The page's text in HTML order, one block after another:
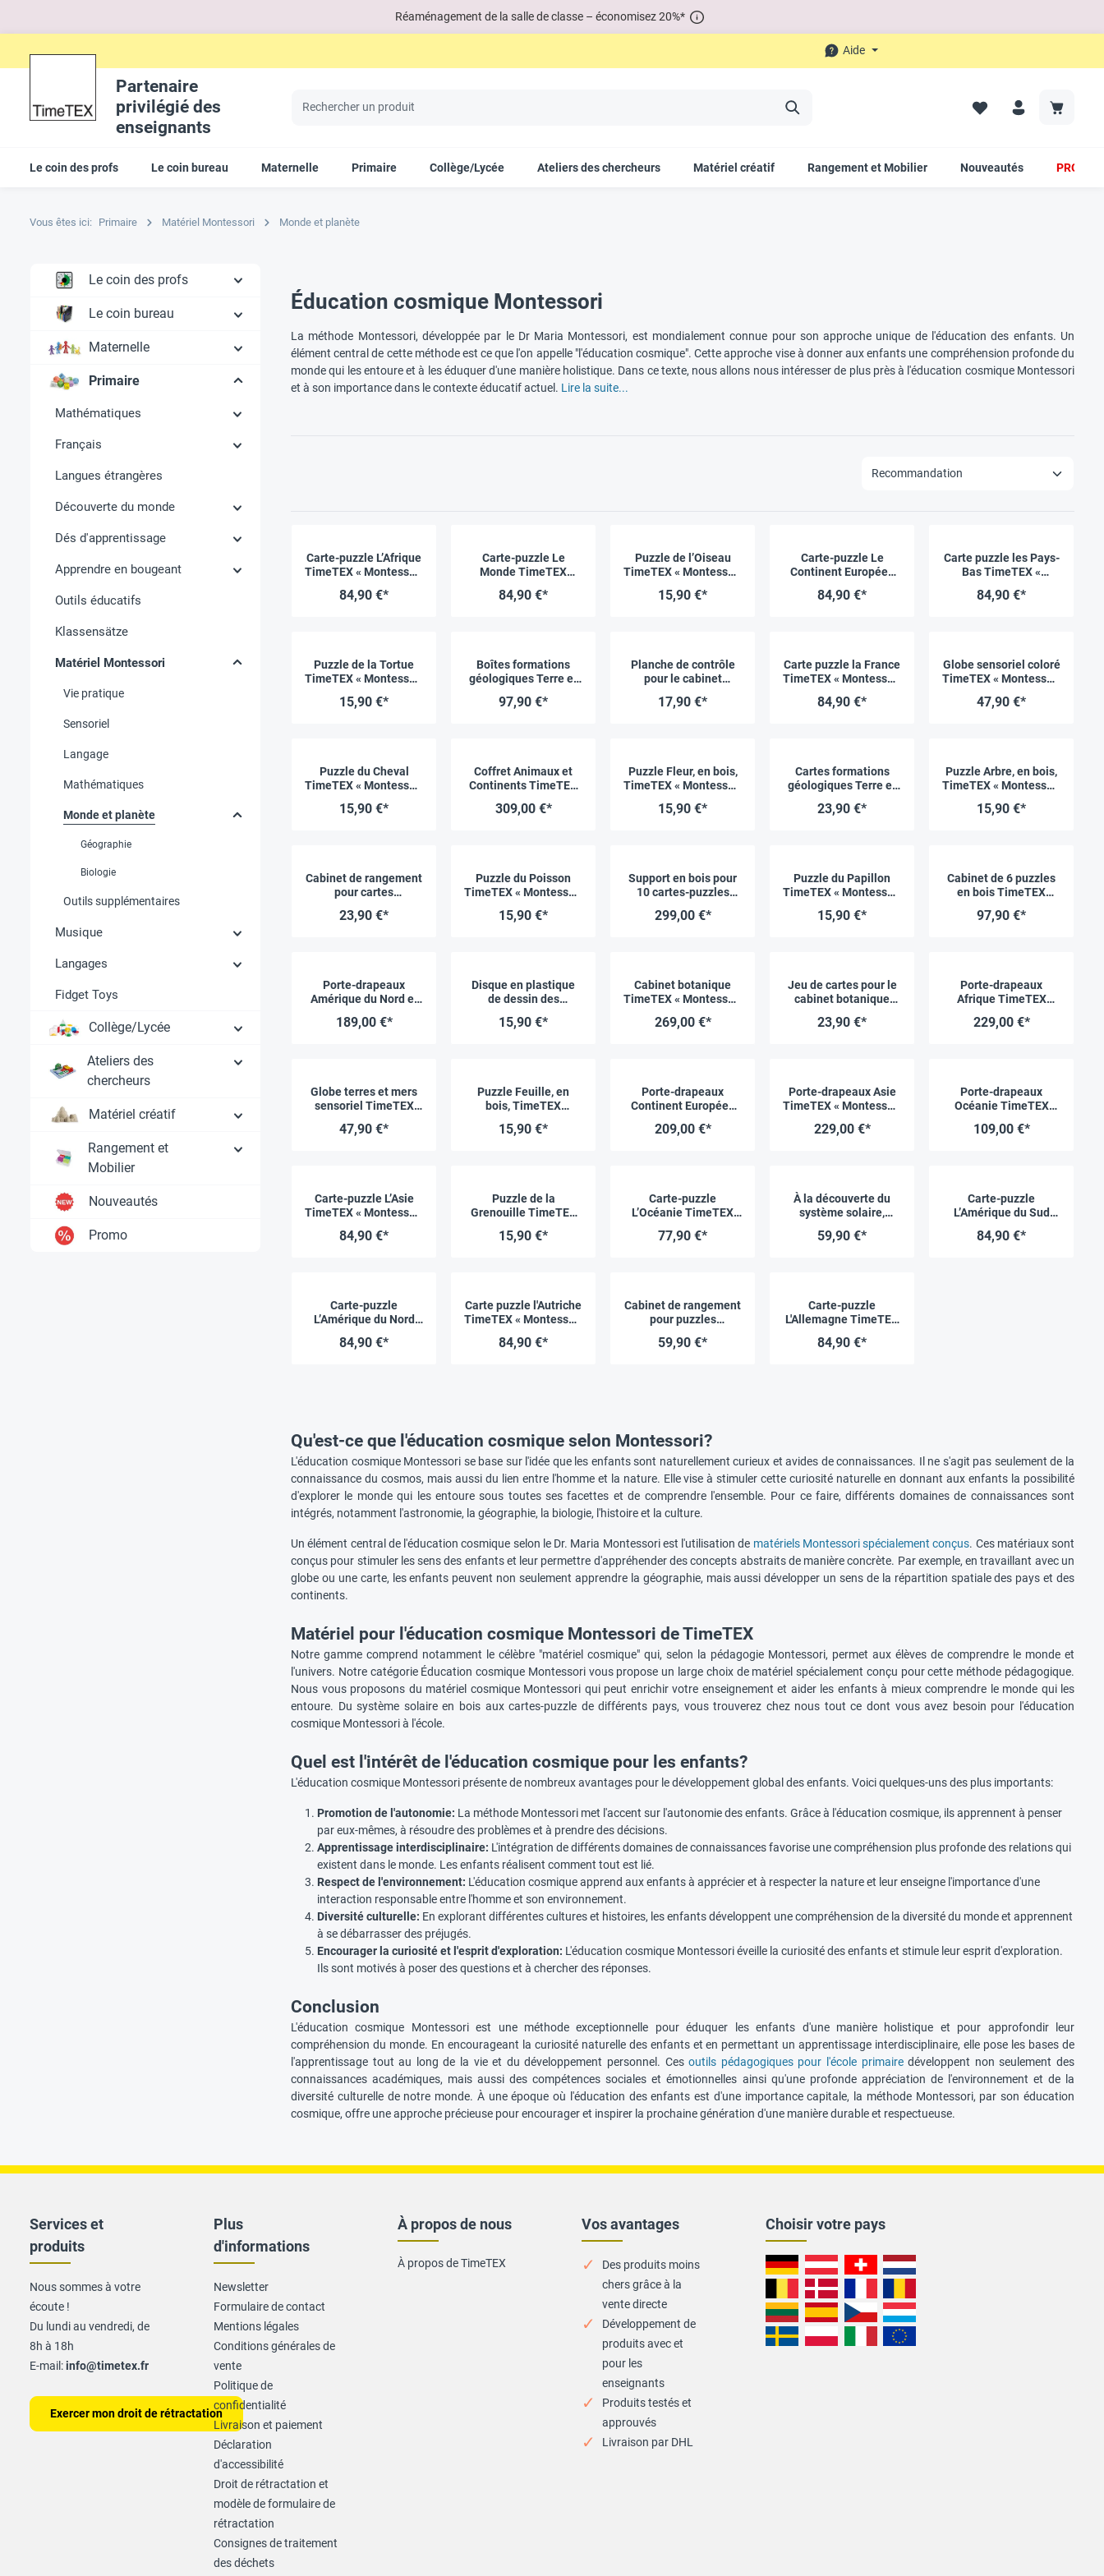
Réaménagement de la salle de classe – économisez 20%*
Aide
Partenaire
privilégié des
enseignants
Le coin des profs Le coin bureau Maternelle Primaire Collège/Lycée Ateliers des chercheurs Matériel créatif Rangement et Mobilier Nouveautés PROMO
Vous êtes ici: Primaire Matériel Montessori Monde et planète
Le coin des profs
Le coin bureau
Maternelle
Primaire
Mathématiques
Français
Langues étrangères
Découverte du monde
Dés d'apprentissage
Apprendre en bougeant
Outils éducatifs
Klassensätze
Matériel Montessori
Vie pratique
Sensoriel
Langage
Mathématiques
Monde et planète
Géographie
Biologie
Outils supplémentaires
Musique
Langages
Fidget Toys
Collège/Lycée
Ateliers des
chercheurs
Matériel créatif
Rangement et
Mobilier
Nouveautés
Promo
Éducation cosmique Montessori
La méthode Montessori, développée par le Dr Maria Montessori, est mondialement connue pour son approche unique de l'éducation des enfants. Un
élément central de cette méthode est ce que l'on appelle "l'éducation cosmique". Cette approche vise à donner aux enfants une compréhension profonde du
monde qui les entoure et à les éduquer d'une manière holistique. Dans ce texte, nous allons nous intéresser de plus près à l'éducation cosmique Montessori
et à son importance dans le contexte éducatif actuel. Lire la suite...
Carte-puzzle L’Afrique
TimeTEX « Montessori
84,90 €*
Carte-puzzle Le
Monde TimeTEX
Premium »
84,90 €*
Puzzle de l’Oiseau
TimeTEX « Montessori
15,90 €*
Carte-puzzle Le
Continent Européen
Premium »
84,90 €*
Carte puzzle les Pays-
Bas TimeTEX «
84,90 €*
Puzzle de la Tortue
TimeTEX « Montessori
15,90 €*
Boîtes formations
géologiques Terre et
« Montessori
97,90 €*
Planche de contrôle
pour le cabinet
« Montessori
17,90 €*
Carte puzzle la France
TimeTEX « Montessori
84,90 €*
Globe sensoriel coloré
TimeTEX « Montessori
47,90 €*
Puzzle du Cheval
TimeTEX « Montessori
15,90 €*
Coffret Animaux et
Continents TimeTEX
Premium »
309,00 €*
Puzzle Fleur, en bois,
TimeTEX « Montessori
15,90 €*
Cartes formations
géologiques Terre et
« Montessori
23,90 €*
Puzzle Arbre, en bois,
TimeTEX « Montessori
15,90 €*
Cabinet de rangement
pour cartes
compartiments,
23,90 €*
Puzzle du Poisson
TimeTEX « Montessori
15,90 €*
Support en bois pour
10 cartes-puzzles
Premium »
299,00 €*
Puzzle du Papillon
TimeTEX « Montessori
15,90 €*
Cabinet de 6 puzzles
en bois TimeTEX
Premium »
97,90 €*
Porte-drapeaux
Amérique du Nord et
« Montessori
189,00 €*
Disque en plastique
de dessin des
TimeTEX « Montessori
15,90 €*
Cabinet botanique
TimeTEX « Montessori
269,00 €*
Jeu de cartes pour le
cabinet botanique
Premium »
23,90 €*
Porte-drapeaux
Afrique TimeTEX
Premium »
229,00 €*
Globe terres et mers
sensoriel TimeTEX
Premium »
47,90 €*
Puzzle Feuille, en
bois, TimeTEX
Premium »
15,90 €*
Porte-drapeaux
Continent Européen
Premium »
209,00 €*
Porte-drapeaux Asie
TimeTEX « Montessori
229,00 €*
Porte-drapeaux
Océanie TimeTEX
Premium »
109,00 €*
Carte-puzzle L’Asie
TimeTEX « Montessori
84,90 €*
Puzzle de la
Grenouille TimeTEX
Premium »
15,90 €*
Carte-puzzle
L’Océanie TimeTEX
Premium »
77,90 €*
À la découverte du
système solaire,
Premium »
59,90 €*
Carte-puzzle
L’Amérique du Sud
Premium »
84,90 €*
Carte-puzzle
L’Amérique du Nord
Premium »
84,90 €*
Carte puzzle l'Autriche
TimeTEX « Montessori
84,90 €*
Cabinet de rangement
pour puzzles
compartiments,
59,90 €*
Carte-puzzle
L'Allemagne TimeTEX
Premium »
84,90 €*
Qu'est-ce que l'éducation cosmique selon Montessori?
L'éducation cosmique Montessori se base sur l'idée que les enfants sont naturellement curieux et avides de connaissances. Il ne s'agit pas seulement de la
connaissance du cosmos, mais aussi du lien entre l'homme et la nature. Elle vise à stimuler cette curiosité naturelle en donnant aux enfants la possibilité
d'explorer le monde qui les entoure sous toutes ses facettes et de comprendre l'ensemble. Pour ce faire, différents domaines de connaissances sont
intégrés, notamment l'astronomie, la géographie, la biologie, l'histoire et la culture.
Un élément central de l'éducation cosmique selon le Dr. Maria Montessori est l'utilisation de matériels Montessori spécialement conçus. Ces matériaux sont
conçus pour stimuler les sens des enfants et leur permettre d'appréhender des concepts abstraits de manière concrète. Par exemple, en travaillant avec un
globe ou une carte, les enfants peuvent non seulement apprendre la géographie, mais aussi développer un sens de la répartition spatiale des pays et des
continents.
Matériel pour l'éducation cosmique Montessori de TimeTEX
Notre gamme comprend notamment le célèbre "matériel cosmique" qui, selon la pédagogie Montessori, permet aux élèves de comprendre le monde et
l'univers. Notre catégorie Éducation cosmique Montessori vous propose un large choix de matériel spécialement conçu pour cette méthode pédagogique.
Nous vous proposons du matériel cosmique Montessori qui peut enrichir votre enseignement et aider les enfants à mieux comprendre le monde qui les
entoure. Du système solaire en bois aux cartes-puzzle de différents pays, vous trouverez chez nous tout ce dont vous avez besoin pour l'éducation
cosmique Montessori à l'école.
Quel est l'intérêt de l'éducation cosmique pour les enfants?
L'éducation cosmique Montessori présente de nombreux avantages pour le développement global des enfants. Voici quelques-uns des plus importants:
Promotion de l'autonomie: La méthode Montessori met l'accent sur l'autonomie des enfants. Grâce à l'éducation cosmique, ils apprennent à penser
par eux-mêmes, à résoudre des problèmes et à prendre des décisions.
Apprentissage interdisciplinaire: L'intégration de différents domaines de connaissances favorise une compréhension plus profonde des relations qui
existent dans le monde. Les enfants réalisent comment tout est lié.
Respect de l'environnement: L'éducation cosmique apprend aux enfants à apprécier et à respecter la nature et leur enseigne l'importance d'une
interaction responsable entre l'homme et son environnement.
Diversité culturelle: En explorant différentes cultures et histoires, les enfants développent une compréhension de la diversité du monde et apprennent
à se débarrasser des préjugés.
Encourager la curiosité et l'esprit d'exploration: L'éducation cosmique Montessori éveille la curiosité des enfants et stimule leur esprit d'exploration.
Ils sont motivés à poser des questions et à chercher des réponses.
Conclusion
L'éducation cosmique Montessori est une méthode exceptionnelle pour éduquer les enfants d'une manière holistique et pour approfondir leur
compréhension du monde. En encourageant la curiosité naturelle des enfants et en permettant un apprentissage interdisciplinaire, elle pose les bases de
l'apprentissage tout au long de la vie et du développement personnel. Cesoutils pédagogiques pour l'école primairedéveloppent non seulement des
connaissances académiques, mais aussi des compétences sociales et émotionnelles ainsi qu'une profonde appréciation de l'environnement et de la
diversité culturelle de notre monde. À une époque où l'éducation des enfants est d'une importance capitale, la méthode Montessori, par son éducation
cosmique, offre une approche précieuse pour encourager et inspirer la prochaine génération d'une manière durable et respectueuse.
Vos avantages
Des produits moins
chers grâce à la
vente directe
Développement de
produits avec et
pour les
enseignants
Produits testés et
approuvés
Livraison par DHL
Choisir votre pays
À propos de nous
À propos de TimeTEX
Services et
produits
Nous sommes à votre
écoute !
Du lundi au vendredi, de
8h à 18h
E-mail:info@timetex.fr
Exercer mon droit de rétractation
Plus
d'informations
Newsletter
Formulaire de contact
Mentions légales
Conditions générales de
vente
Politique de
confidentialité
Livraison et paiement
Déclaration
d'accessibilité
Droit de rétractation et
modèle de formulaire de
rétractation
Consignes de traitement
des déchets